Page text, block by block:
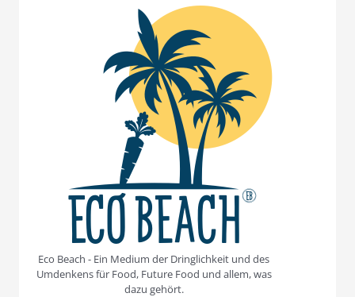
Eco Beach - Ein Medium der Dringlichkeit und des
Umdenkens für Food, Future Food und allem, was
dazu gehört.